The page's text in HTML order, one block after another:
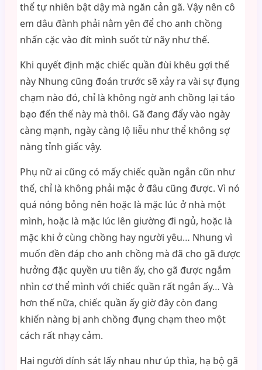
thể tự nhiên bật dậy mà ngăn cản gã. Vậy nên cô
em dâu đành phải nằm yên để cho anh chồng
nhấn cặc vào đít mình suốt từ nãy như thế.
Khi quyết định mặc chiếc quần đùi khêu gợi thế
này Nhung cũng đoán trước sẽ xảy ra vài sự đụng
chạm nào đó, chỉ là không ngờ anh chồng lại táo
bạo đến thế này mà thôi. Gã đang đẩy vào ngày
càng mạnh, ngày càng lộ liễu như thể không sợ
nàng tỉnh giấc vậy.
Phụ nữ ai cũng có mấy chiếc quần ngắn cũn như
thế, chỉ là không phải mặc ở đâu cũng được. Vì nó
quá nóng bỏng nên hoặc là mặc lúc ở nhà một
mình, hoặc là mặc lúc lên giường đi ngủ, hoặc là
mặc khi ở cùng chồng hay người yêu… Nhung vì
muốn đền đáp cho anh chồng mà đã cho gã được
hưởng đặc quyền ưu tiên ấy, cho gã được ngắm
nhìn cơ thể mình với chiếc quần rất ngắn ấy… Và
hơn thế nữa, chiếc quần ấy giờ đây còn đang
khiến nàng bị anh chồng đụng chạm theo một
cách rất nhạy cảm.
Hai người dính sát lấy nhau như úp thìa, hạ bộ gã